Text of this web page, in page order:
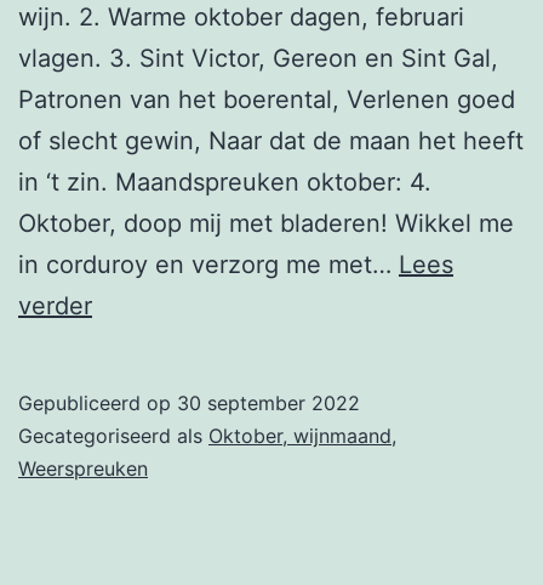
wijn. 2. Warme oktober dagen, februari
vlagen. 3. Sint Victor, Gereon en Sint Gal,
Patronen van het boerental, Verlenen goed
of slecht gewin, Naar dat de maan het heeft
in ‘t zin. Maandspreuken oktober: 4.
Oktober, doop mij met bladeren! Wikkel me
in corduroy en verzorg me met… Lees
verder10
Gepubliceerd op 30 september 2022
Gecategoriseerd als Oktober, wijnmaand,
Weerspreuken